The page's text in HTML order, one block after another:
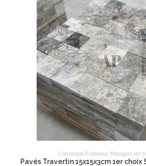
AJOUTER AU PANIER
Carrelage Extérieur, Pavages en
Pavés Travertin 15x15x3cm 1er choix